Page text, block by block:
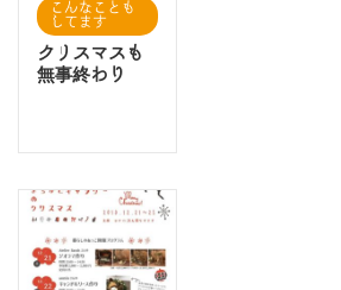
こんなことも
してます
クリスマスも
無事終わり